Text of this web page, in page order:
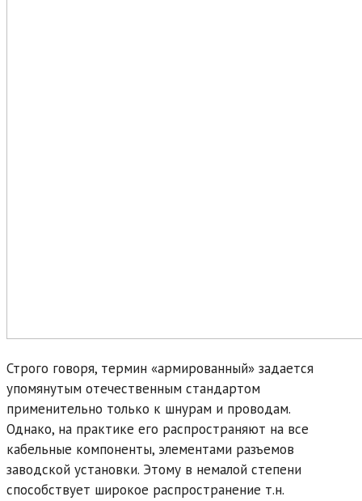
Строго говоря, термин «армированный» задается
упомянутым отечественным стандартом
применительно только к шнурам и проводам.
Однако, на практике его распространяют на все
кабельные компоненты, элементами разъемов
заводской установки. Этому в немалой степени
способствует широкое распространение т.н.